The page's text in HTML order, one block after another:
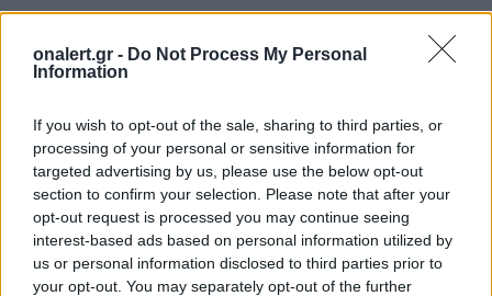
onalert.gr - Do Not Process My Personal
Information
If you wish to opt-out of the sale, sharing to third parties, or
processing of your personal or sensitive information for
targeted advertising by us, please use the below opt-out
section to confirm your selection. Please note that after your
opt-out request is processed you may continue seeing
interest-based ads based on personal information utilized by
us or personal information disclosed to third parties prior to
your opt-out. You may separately opt-out of the further
ΕΚΛΟΓΕΣ ΣΤΙΣ ΗΠΑ ΗΠΑ
ΝΤΟΝΑΛΝΤ ΤΡΑΜΠ
ΠΡΟΕΔΡΙΚΕΣ ΕΚΛΟΓΕΣ ΗΠΑ
ΠΡΟΕΔΡΟΣ ΤΩΝ ΗΠΑ
ΤΖΟ ΜΠΑΙΝΤΕΝ